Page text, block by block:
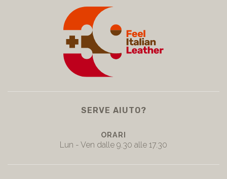
SERVE AIUTO?
ORARI
Lun - Ven dalle 9.30 alle 17.30